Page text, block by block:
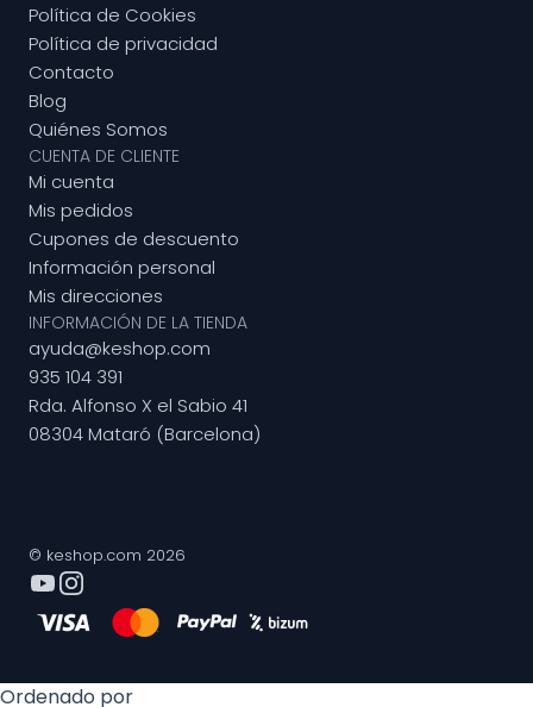
Política de Cookies
Política de privacidad
Contacto
Blog
Quiénes Somos
CUENTA DE CLIENTE
Mi cuenta
Mis pedidos
Cupones de descuento
Información personal
Mis direcciones
INFORMACIÓN DE LA TIENDA
ayuda@keshop.com
935 104 391
Rda. Alfonso X el Sabio 41
08304 Mataró (Barcelona)
© keshop.com 2026
Ordenado por